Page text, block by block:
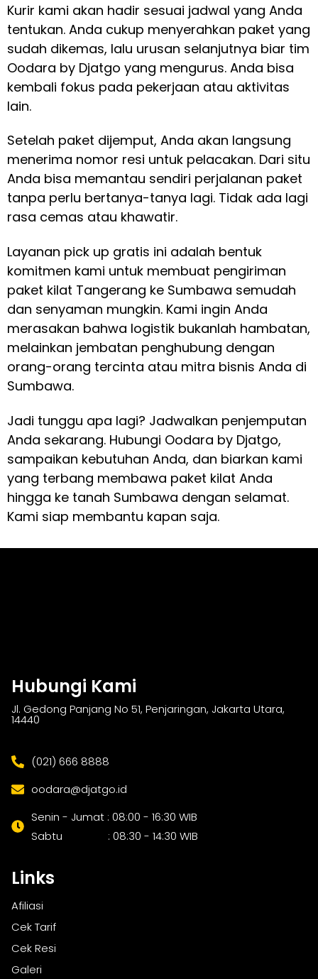
Kurir kami akan hadir sesuai jadwal yang Anda
tentukan. Anda cukup menyerahkan paket yang
sudah dikemas, lalu urusan selanjutnya biar tim
Oodara by Djatgo yang mengurus. Anda bisa
kembali fokus pada pekerjaan atau aktivitas
lain.
Setelah paket dijemput, Anda akan langsung
menerima nomor resi untuk pelacakan. Dari situ
Anda bisa memantau sendiri perjalanan paket
tanpa perlu bertanya-tanya lagi. Tidak ada lagi
rasa cemas atau khawatir.
Layanan pick up gratis ini adalah bentuk
komitmen kami untuk membuat pengiriman
paket kilat Tangerang ke Sumbawa semudah
dan senyaman mungkin. Kami ingin Anda
merasakan bahwa logistik bukanlah hambatan,
melainkan jembatan penghubung dengan
orang-orang tercinta atau mitra bisnis Anda di
Sumbawa.
Jadi tunggu apa lagi? Jadwalkan penjemputan
Anda sekarang. Hubungi Oodara by Djatgo,
sampaikan kebutuhan Anda, dan biarkan kami
yang terbang membawa paket kilat Anda
hingga ke tanah Sumbawa dengan selamat.
Kami siap membantu kapan saja.
Hubungi Kami
Jl. Gedong Panjang No 51, Penjaringan, Jakarta Utara,
14440
(021) 666 8888
oodara@djatgo.id
Senin - Jumat : 08:00 - 16:30 WIB
Sabtu : 08:30 - 14:30 WIB
Links
Afiliasi
Cek Tarif
Cek Resi
Galeri